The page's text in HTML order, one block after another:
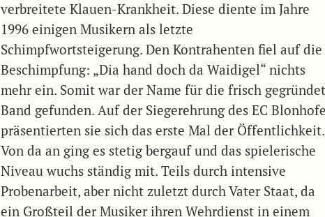
verbreitete Klauen-Krankheit. Diese diente im Jahre
1996 einigen Musikern als letzte
Schimpfwortsteigerung. Den Kontrahenten fiel auf die
Beschimpfung: „Dia hand doch da Waidigel“ nichts
mehr ein. Somit war der Name für die frisch
Band gefunden. Auf der Siegerehrung des EC
präsentierten sie sich das erste Mal der Öffentlichkeit.
Von da an ging es stetig bergauf und das spielerische
Niveau wuchs ständig mit. Teils durch intensive
Probenarbeit, aber nicht zuletzt durch Vater Staat, da
ein Großteil der Musiker ihren Wehrdienst in einem